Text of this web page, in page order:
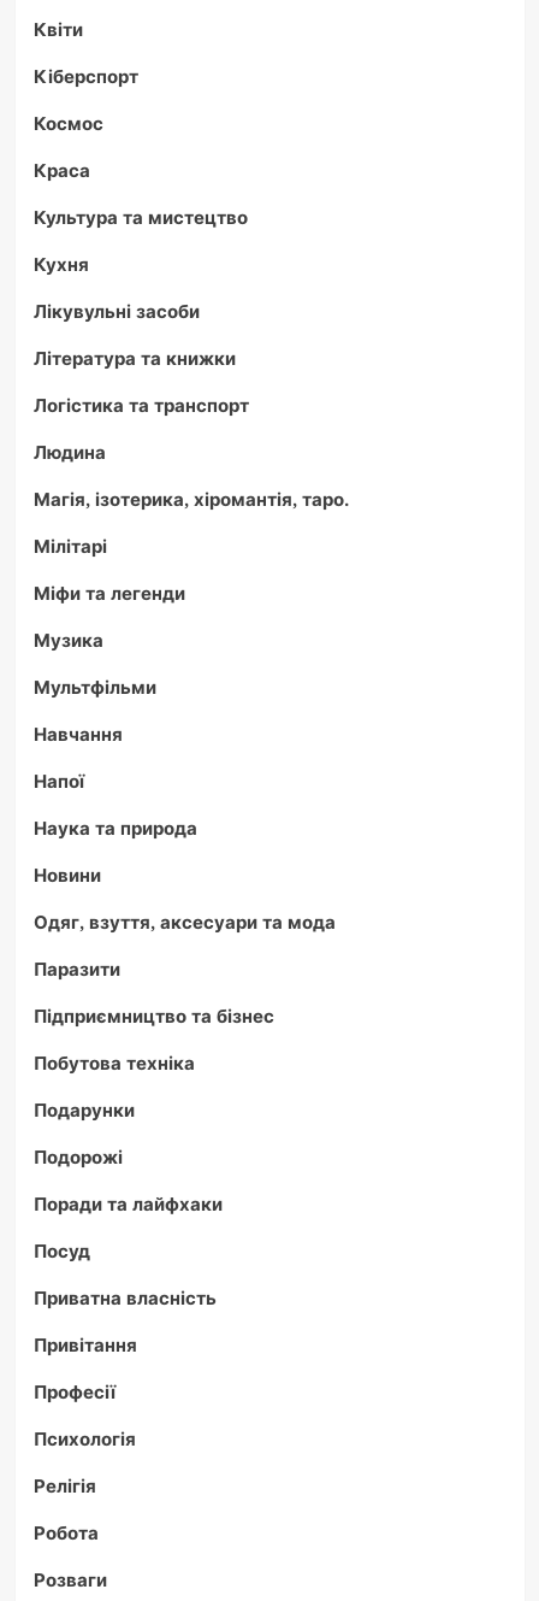
Квіти
Кіберспорт
Космос
Краса
Культура та мистецтво
Кухня
Лікувульні засоби
Література та книжки
Логістика та транспорт
Людина
Магія, ізотерика, хіромантія, таро.
Мілітарі
Міфи та легенди
Музика
Мультфільми
Навчання
Напої
Наука та природа
Новини
Одяг, взуття, аксесуари та мода
Паразити
Підприємництво та бізнес
Побутова техніка
Подарунки
Подорожі
Поради та лайфхаки
Посуд
Приватна власність
Привітання
Професії
Психологія
Релігія
Робота
Розваги